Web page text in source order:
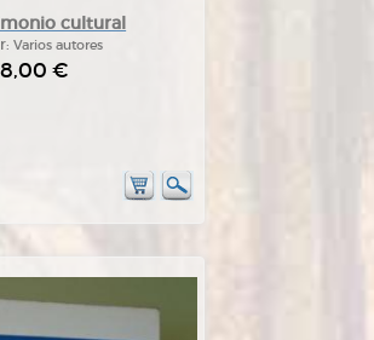
cultural
Varios autores
8,00 €